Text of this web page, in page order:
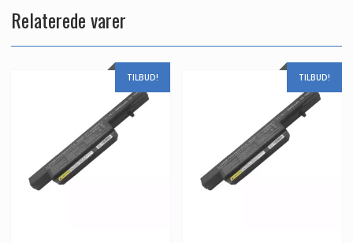
Relaterede varer
TILBUD! TILBUD!